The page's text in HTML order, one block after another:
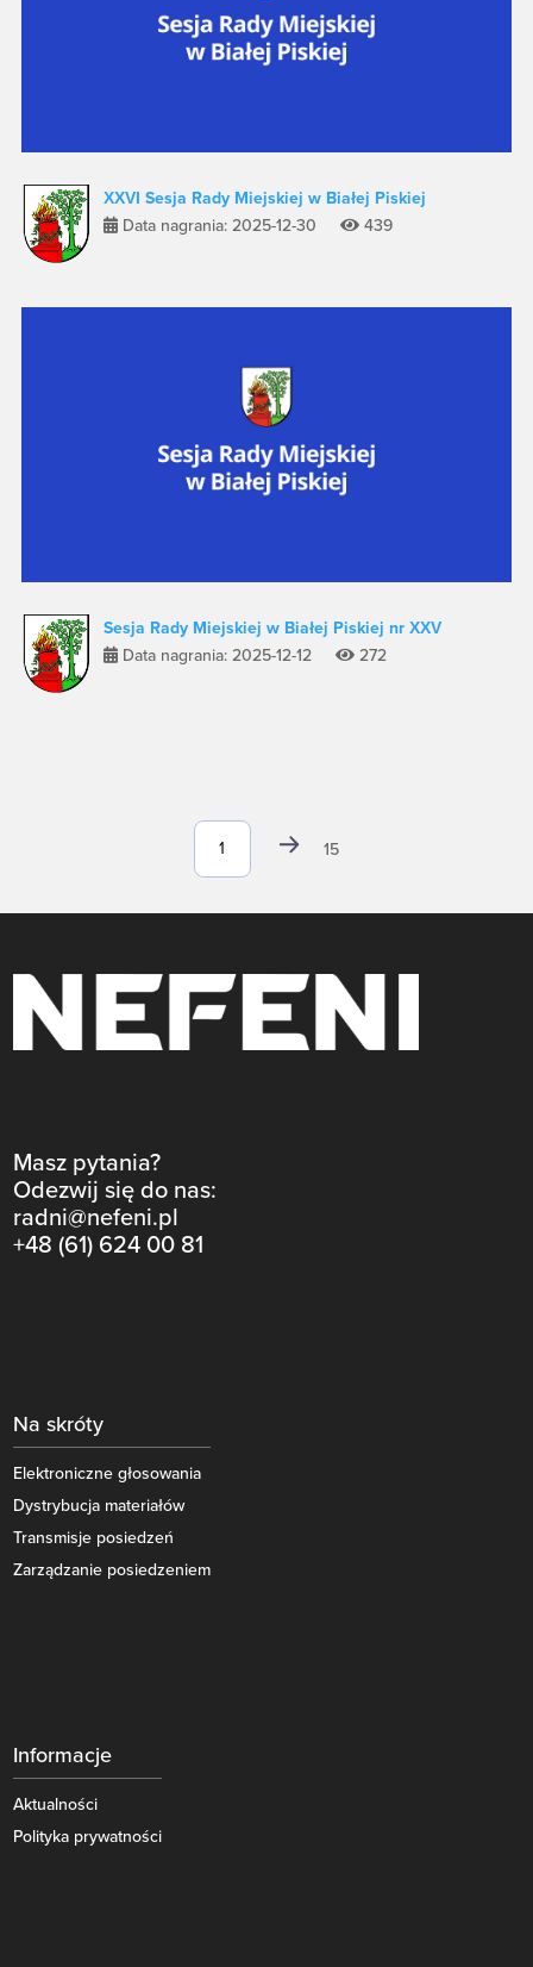
XXVI Sesja Rady Miejskiej w Białej Piskiej
Data nagrania: 2025-12-30
439
Sesja Rady Miejskiej w Białej Piskiej nr XXV
Data nagrania: 2025-12-12
272
15
Masz pytania?
Odezwij się do nas:
radni@nefeni.pl
+48 (61) 624 00 81
Na skróty
Elektroniczne głosowania
Dystrybucja materiałów
Transmisje posiedzeń
Zarządzanie posiedzeniem
Informacje
Aktualności
Polityka prywatności